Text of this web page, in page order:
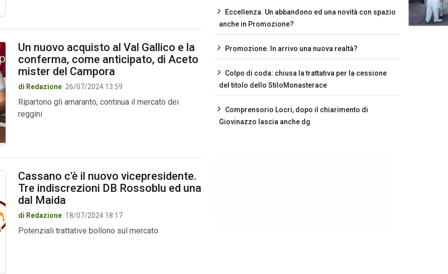
Un nuovo acquisto al Val Gallico e la
conferma, come anticipato, di Aceto
mister del Campora
di Redazione 26/07/2024 13:59
Ripartono gli amaranto, continua il mercato dei
reggini
Cassano c'è il nuovo vicepresidente.
Tre indiscrezioni DB Rossoblu ed una
dal Maida
di Redazione 18/07/2024 18:17
Potenziali trattative bollono sul mercato
Eccellenza. Un abbandono ed una novità con spazio
anche in Promozione?
Promozione. In arrivo una nuova realtà?
Colpo di coda: chiusa la trattativa per la cessione
del titolo dello StiloMonasterace
Comprensorio Locri, dopo il chiarimento di
Giovinazzo lascia anche dg